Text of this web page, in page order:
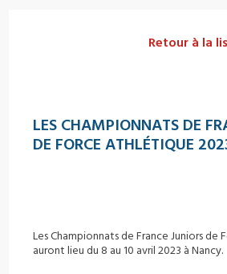
Retour à la
LES CHAMPIONNATS DE
DE FORCE ATHLÉTIQUE
Les Championnats de France Juniors
auront lieu du 8 au 10 avril 2023 à Nancy.